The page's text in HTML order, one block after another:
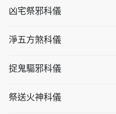
凶宅祭邪科儀
淨五方煞科儀
捉鬼驅邪科儀
祭送火神科儀